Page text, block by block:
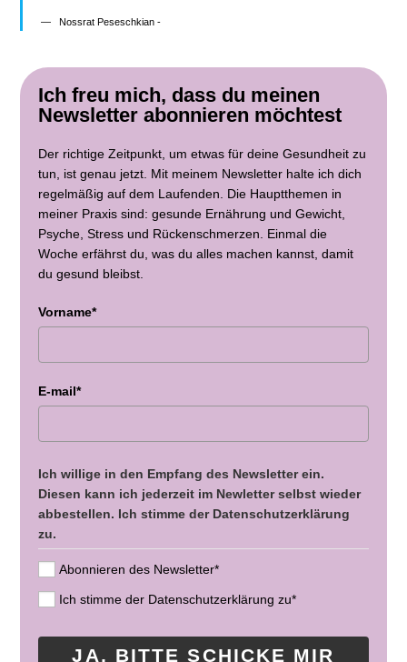
Nossrat Peseschkian -
Ich freu mich, dass du meinen
Newsletter abonnieren möchtest
Der richtige Zeitpunkt, um etwas für deine Gesundheit zu
tun, ist genau jetzt. Mit meinem Newsletter halte ich dich
regelmäßig auf dem Laufenden. Die Hauptthemen in
meiner Praxis sind: gesunde Ernährung und Gewicht,
Psyche, Stress und Rückenschmerzen. Einmal die
Woche erfährst du, was du alles machen kannst, damit
du gesund bleibst.
Vorname*
E-mail*
Ich willige in den Empfang des Newsletter ein.
Diesen kann ich jederzeit im Newletter selbst wieder
abbestellen. Ich stimme der Datenschutzerklärung
zu.
Abonnieren des Newsletter*
Ich stimme der Datenschutzerklärung zu*
JA, BITTE SCHICKE MIR